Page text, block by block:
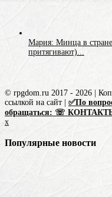
Мария: Минца в
притягивают)...
© rpgdom.ru 2017 - 2026 |
ссылкой на сайт | ✅По
обращаться: ☏
x
Популярные новости